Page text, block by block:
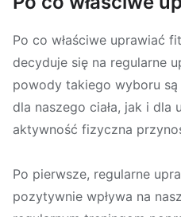
Po co właściwe uprawiać
decyduje się na regularne
powody takiego wyboru
dla naszego ciała, jak i dla
aktywność fizyczna
Po pierwsze, regularne
pozytywnie wpływa na